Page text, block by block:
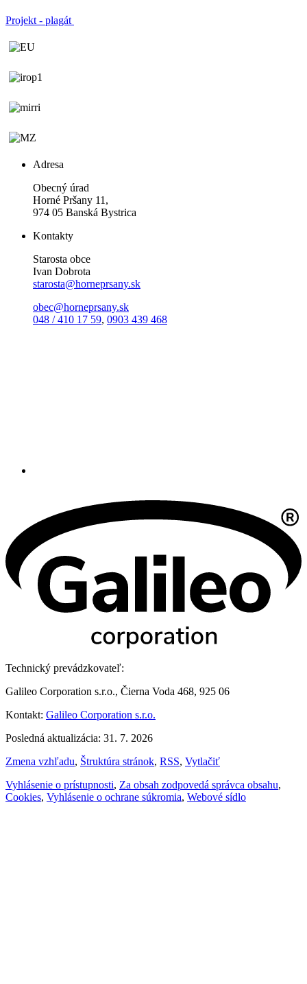
Projekt - plagát
Adresa
Obecný úrad
Horné Pršany 11,
974 05 Banská Bystrica
Kontakty
Starosta obce
Ivan Dobrota
starosta@horneprsany.sk
obec@horneprsany.sk
048 / 410 17 59, 0903 439 468
Technický prevádzkovateľ:
Galileo Corporation s.r.o., Čierna Voda 468, 925 06
Kontakt: Galileo Corporation s.r.o.
Posledná aktualizácia: 31. 7. 2026
Zmena vzhľadu, Štruktúra stránok, RSS, Vytlačiť
Vyhlásenie o prístupnosti, Za obsah zodpovedá správca obsahu,
Cookies, Vyhlásenie o ochrane súkromia, Webové sídlo